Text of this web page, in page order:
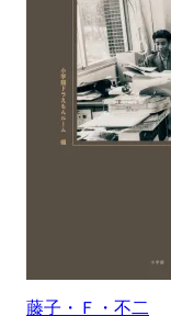
藤子・Ｆ・不二